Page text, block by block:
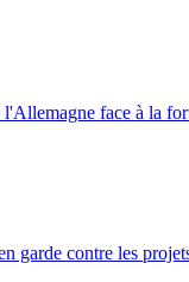
face à la
garde contre les